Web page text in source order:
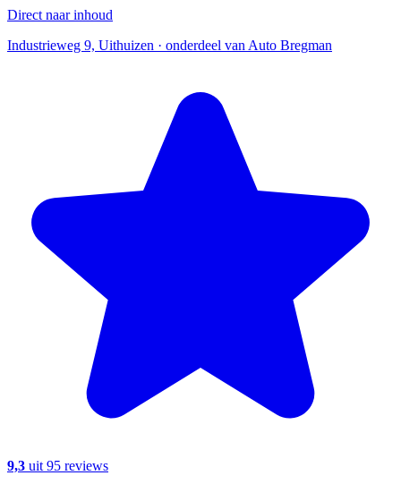
Direct naar inhoud
Industrieweg 9, Uithuizen · onderdeel van Auto Bregman
9,3 uit 95 reviews